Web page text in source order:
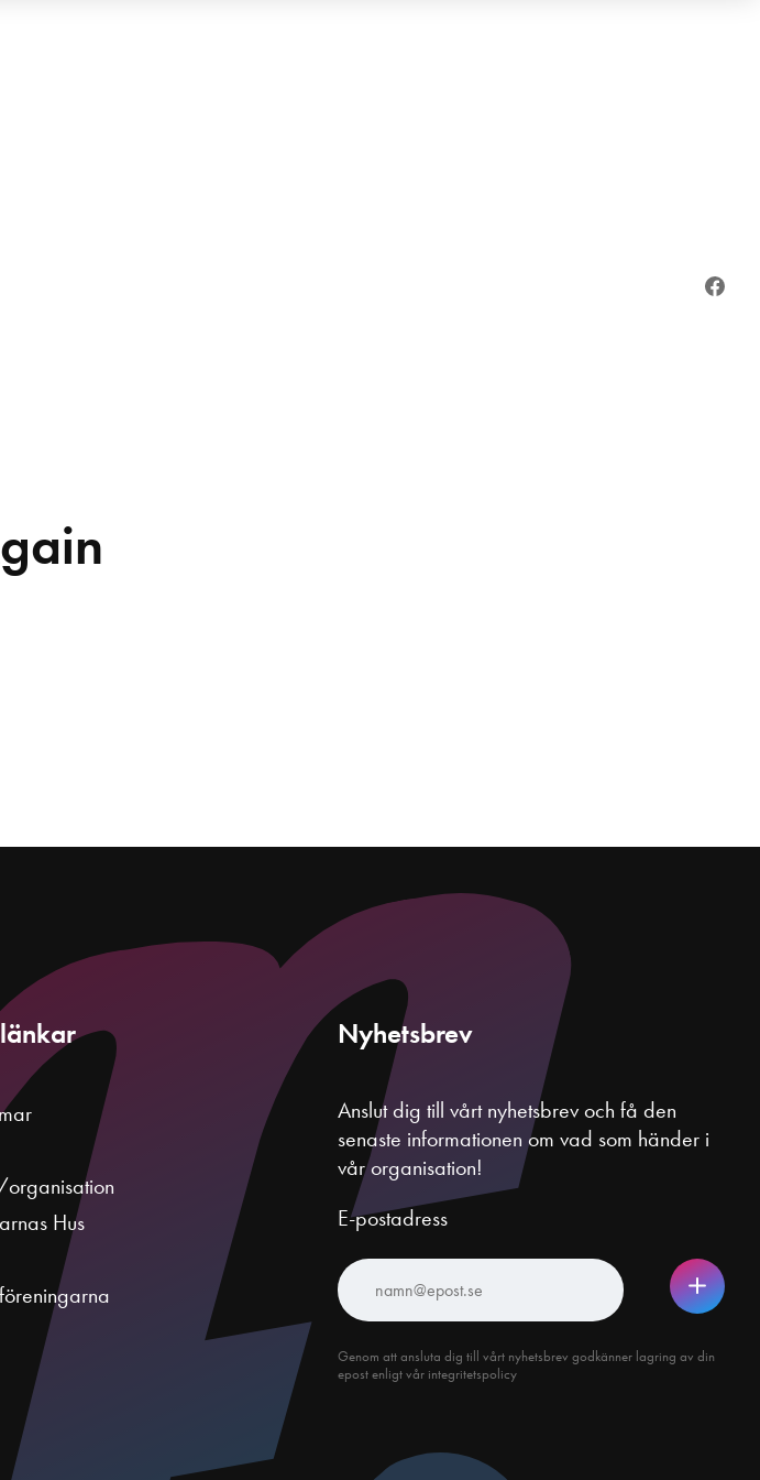
Hus
Nyhetsbrev
Anslut dig till vårt nyhetsbrev och få den
senaste informationen om vad som händer i
vår organisation!
E-postadress
Genom att ansluta dig till vårt nyhetsbrev godkänner lagring av din
epost enligt vår integritetspolicy